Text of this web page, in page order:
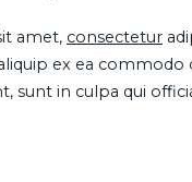
amet, consectetur
ex ea
sunt in culpa qui